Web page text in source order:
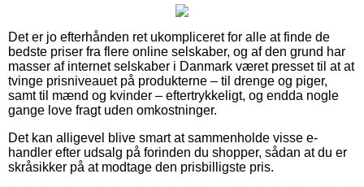
Det er jo efterhånden ret ukompliceret for alle at finde de
bedste priser fra flere online selskaber, og af den grund har
masser af internet selskaber i Danmark været presset til at at
tvinge prisniveauet på produkterne – til drenge og piger,
samt til mænd og kvinder – eftertrykkeligt, og endda nogle
gange love fragt uden omkostninger.
Det kan alligevel blive smart at sammenholde visse e-
handler efter udsalg på forinden du shopper, sådan at du er
skråsikker på at modtage den prisbilligste pris.